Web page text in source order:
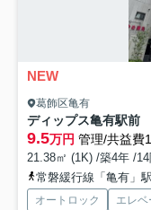
NEW
葛飾区亀有
ディップス亀有駅前
9.5万円 管理/共益費
21.38㎡ (1K) /築4年 /14
常磐緩行線「亀有」
オートロック エレベ